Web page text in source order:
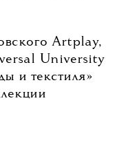
Artplay,
University
и текстиля»